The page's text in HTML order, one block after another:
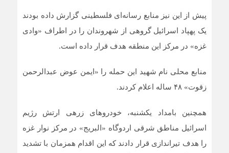
پیش از این نیز منابع رسانه‌ای فلسطینی گزارش داده بودند
یک پهپاد اسرائیل گروهی از شهروندان را در اطراف «وادی
غزه» در مرکز این منطقه هدف قرار داده است.
منابع محلی نام شهید این حمله را «ایمن عوض عبدالرحمن
زقوت» ۴۸ ساله اعلام کردند.
همچنین بامداد یکشنبه، خودروهای زرهی ارتش رژیم
اسرائیل مناطق شرقی اردوگاه «البریج» در مرکز نوار غزه
را هدف تیراندازی قرار دادند که این اقدام همزمان با تشدید